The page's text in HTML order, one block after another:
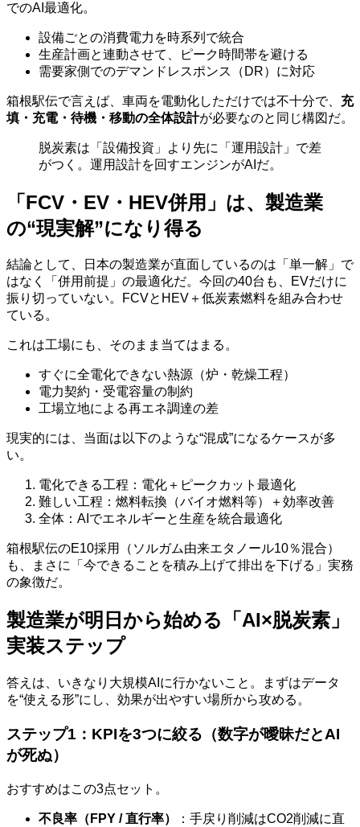
でのAI最適化。
設備ごとの消費電力を時系列で統合
生産計画と連動させて、ピーク時間帯を避ける
需要家側でのデマンドレスポンス（DR）に対応
箱根駅伝で言えば、車両を電動化しただけでは不十分で、 充
填・充電・待機・移動の全体設計が必要なのと同じ構図だ。
脱炭素は「設備投資」より先に「運用設計」で差
がつく。運用設計を回すエンジンがAIだ。
「FCV・EV・HEV併用」は、製造業
の“現実解”になり得る
結論として、日本の製造業が直面しているのは「単一解」で
はなく「併用前提」の最適化だ。今回の40台も、EVだけに
振り切っていない。FCVとHEV＋低炭素燃料を組み合わせ
ている。
これは工場にも、そのまま当てはまる。
すぐに全電化できない熱源（炉・乾燥工程）
電力契約・受電容量の制約
工場立地による再エネ調達の差
現実的には、当面は以下のような“混成”になるケースが多
い。
電化できる工程：電化＋ピークカット最適化
難しい工程：燃料転換（バイオ燃料等）＋効率改善
全体：AIでエネルギーと生産を統合最適化
箱根駅伝のE10採用（ソルガム由来エタノール10％混合）
も、まさに「今できることを積み上げて排出を下げる」実務
の象徴だ。
製造業が明日から始める「AI×脱炭素」
実装ステップ
答えは、いきなり大規模AIに行かないこと。まずはデータ
を“使える形”にし、効果が出やすい場所から攻める。
ステップ1：KPIを3つに絞る（数字が曖昧だとAI
が死ぬ）
おすすめはこの3点セット。
不良率（FPY / 直行率）
：手戻り削減はCO2削減に直